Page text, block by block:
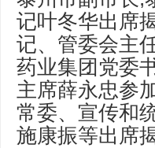
记叶冬华出席
记、管委会主
药业集团党委
主席薛永忠参
常委、宣传和
施康振等出席